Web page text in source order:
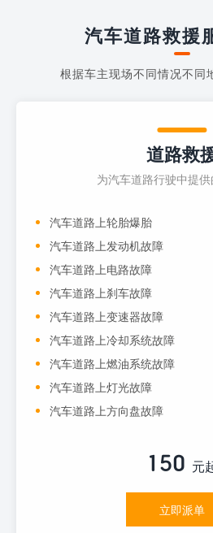
汽车道路救援
根据车主现场不同情况不同
道路救
为汽车道路行驶中提
汽车道路上轮胎爆胎
汽车道路上发动机故障
汽车道路上电路故障
汽车道路上刹车故障
汽车道路上变速器故障
汽车道路上冷却系统故障
汽车道路上燃油系统故障
汽车道路上灯光故障
汽车道路上方向盘故障
150 元
立即派单